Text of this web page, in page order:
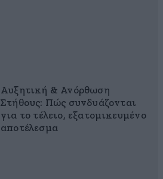
Αυξητική & Ανόρθωση
Στήθους: Πώς συνδυάζονται
για το τέλειο, εξατομικευμένο
αποτέλεσμα